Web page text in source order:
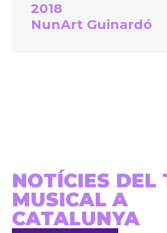
2018
NunArt Guinardó
NOTÍCIES DEL
MUSICAL A
CATALUNYA